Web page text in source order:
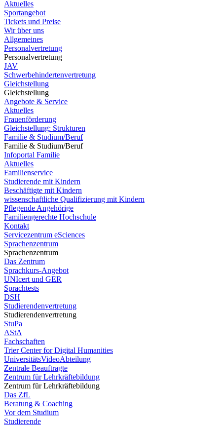
Aktuelles
Sportangebot
Tickets und Preise
Wir über uns
Allgemeines
Personalvertretung
Personalvertretung
JAV
Schwerbehindertenvertretung
Gleichstellung
Gleichstellung
Angebote & Service
Aktuelles
Frauenförderung
Gleichstellung: Strukturen
Familie & Studium/Beruf
Familie & Studium/Beruf
Infoportal Familie
Aktuelles
Familienservice
Studierende mit Kindern
Beschäftigte mit Kindern
wissenschaftliche Qualifizierung mit Kindern
Pflegende Angehörige
Familiengerechte Hochschule
Kontakt
Servicezentrum eSciences
Sprachenzentrum
Sprachenzentrum
Das Zentrum
Sprachkurs-Angebot
UNIcert und GER
Sprachtests
DSH
Studierendenvertretung
Studierendenvertretung
StuPa
AStA
Fachschaften
Trier Center for Digital Humanities
UniversitätsVideoAbteilung
Zentrale Beauftragte
Zentrum für Lehrkräftebildung
Zentrum für Lehrkräftebildung
Das ZfL
Beratung & Coaching
Vor dem Studium
Studierende